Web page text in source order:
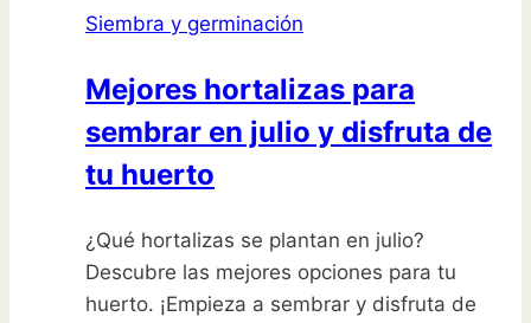
Chile
tu
huerta
Siembra y germinación
Mejores hortalizas para
sembrar en julio y disfruta de
tu huerto
¿Qué hortalizas se plantan en julio?
Descubre las mejores opciones para tu
huerto. ¡Empieza a sembrar y disfruta de